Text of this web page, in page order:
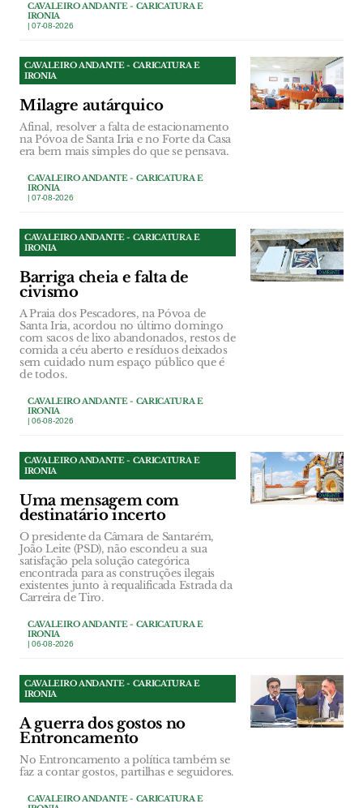
CAVALEIRO ANDANTE - CARICATURA E
IRONIA
| 07-08-2026
CAVALEIRO ANDANTE - CARICATURA E
IRONIA
Milagre autárquico
Afinal, resolver a falta de estacionamento
na Póvoa de Santa Iria e no Forte da Casa
era bem mais simples do que se pensava.
CAVALEIRO ANDANTE - CARICATURA E
IRONIA
| 07-08-2026
CAVALEIRO ANDANTE - CARICATURA E
IRONIA
Barriga cheia e falta de
civismo
A Praia dos Pescadores, na Póvoa de
Santa Iria, acordou no último domingo
com sacos de lixo abandonados, restos de
comida a céu aberto e resíduos deixados
sem cuidado num espaço público que é
de todos.
CAVALEIRO ANDANTE - CARICATURA E
IRONIA
| 06-08-2026
CAVALEIRO ANDANTE - CARICATURA E
IRONIA
Uma mensagem com
destinatário incerto
O presidente da Câmara de Santarém,
João Leite (PSD), não escondeu a sua
satisfação pela solução categórica
encontrada para as construções ilegais
existentes junto à requalificada Estrada da
Carreira de Tiro.
CAVALEIRO ANDANTE - CARICATURA E
IRONIA
| 06-08-2026
CAVALEIRO ANDANTE - CARICATURA E
IRONIA
A guerra dos gostos no
Entroncamento
No Entroncamento a política também se
faz a contar gostos, partilhas e seguidores.
CAVALEIRO ANDANTE - CARICATURA E